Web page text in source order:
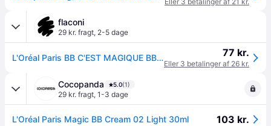
flaconi
29 kr. fragt, 2-5 dage
L'Oréal Paris BB C'EST MAGIQUE BB Cream 30 ml Hell 77 kr.
Eller 3 betalinger af 26 kr.
Cocopanda 5.0(1)
29 kr. fragt, 1-3 dage
L'Oréal Paris Magic BB Cream 02 Light 30ml 103 kr.